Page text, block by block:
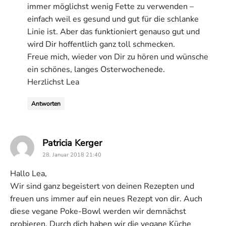
immer möglichst wenig Fette zu verwenden –
einfach weil es gesund und gut für die schlanke
Linie ist. Aber das funktioniert genauso gut und
wird Dir hoffentlich ganz toll schmecken.
Freue mich, wieder von Dir zu hören und wünsche
ein schönes, langes Osterwochenede.
Herzlichst Lea
Antworten
Patricia Kergersays:
28. Januar 2018 21:40
Hallo Lea,
Wir sind ganz begeistert von deinen Rezepten und
freuen uns immer auf ein neues Rezept von dir. Auch
diese vegane Poke-Bowl werden wir demnächst